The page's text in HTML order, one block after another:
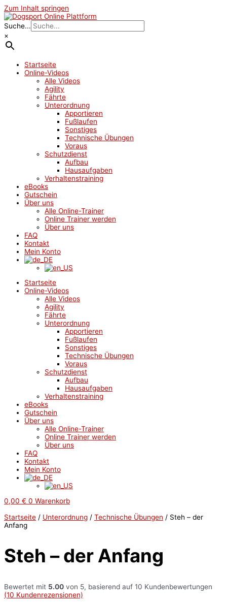
Zum Inhalt springen
Suche...
×
Startseite
Online-Videos
Alle Videos
Agility
Fährte
Unterordnung
Apportieren
Fußlaufen
Sonstiges
Technische Übungen
Voraus
Schutzdienst
Aufbau
Hausaufgaben
Verhaltenstraining
eBooks
Gutschein
Über uns
Alle Online-Trainer
Online Trainer werden
Über uns
FAQ
Kontakt
Mein Konto
Startseite
Online-Videos
Alle Videos
Agility
Fährte
Unterordnung
Apportieren
Fußlaufen
Sonstiges
Technische Übungen
Voraus
Schutzdienst
Aufbau
Hausaufgaben
Verhaltenstraining
eBooks
Gutschein
Über uns
Alle Online-Trainer
Online Trainer werden
Über uns
FAQ
Kontakt
Mein Konto
0,00 € 0 Warenkorb
Startseite / Unterordnung / Technische Übungen / Steh – der
Anfang
Steh – der Anfang
Bewertet mit 5.00 von 5, basierend auf 10 Kundenbewertungen
(10 Kundenrezensionen)